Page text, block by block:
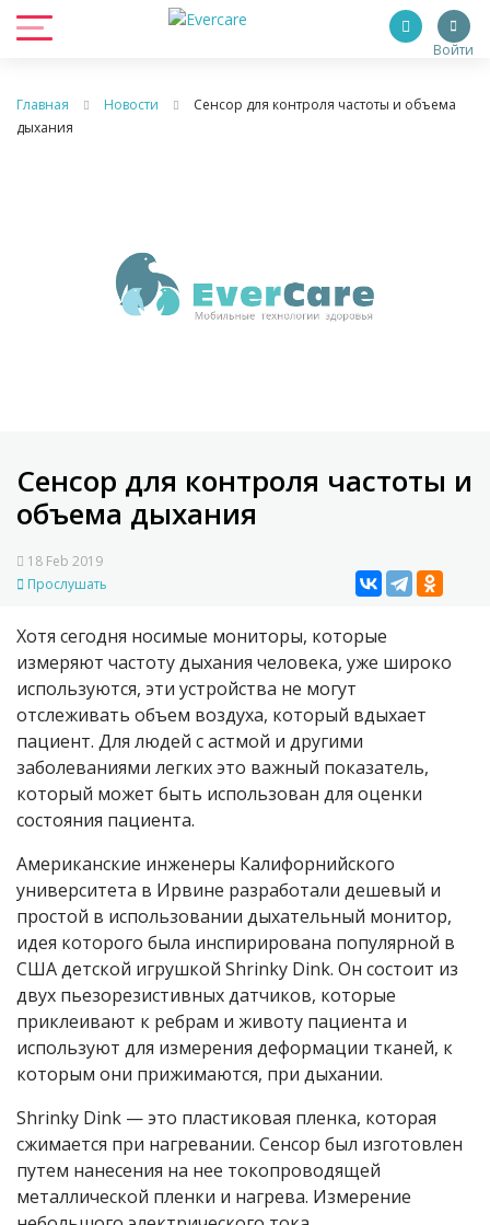
Войти
Главная Новости
Сенсор для контроля частоты и объема
дыхания
Сенсор для контроля частоты и
объема дыхания
18 Feb 2019
Прослушать
Хотя сегодня носимые мониторы, которые
измеряют частоту дыхания человека, уже широко
используются, эти устройства не могут
отслеживать объем воздуха, который вдыхает
пациент. Для людей с астмой и другими
заболеваниями легких это важный показатель,
который может быть использован для оценки
состояния пациента.
Американские инженеры Калифорнийского
университета в Ирвине разработали дешевый и
простой в использовании дыхательный монитор,
идея которого была инспирирована популярной в
США детской игрушкой Shrinky Dink. Он состоит из
двух пьезорезистивных датчиков, которые
приклеивают к ребрам и животу пациента и
используют для измерения деформации тканей, к
которым они прижимаются, при дыхании.
Shrinky Dink — это пластиковая пленка, которая
сжимается при нагревании. Сенсор был изготовлен
путем нанесения на нее токопроводящей
металлической пленки и нагрева. Измерение